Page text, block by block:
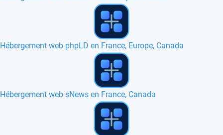
Hébergement web Crafty Syntax en France
Hébergement web Seo Panel en France, Belgique, Europe